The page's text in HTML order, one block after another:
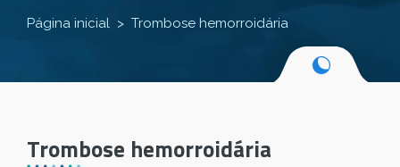
Página inicial Trombose hemorroidária
Trombose hemorroidária